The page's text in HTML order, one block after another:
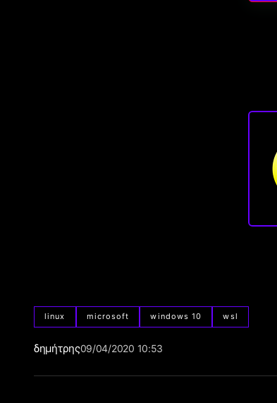
linux microsoft windows 10 wsl
δημήτρης09/04/2020 10:53